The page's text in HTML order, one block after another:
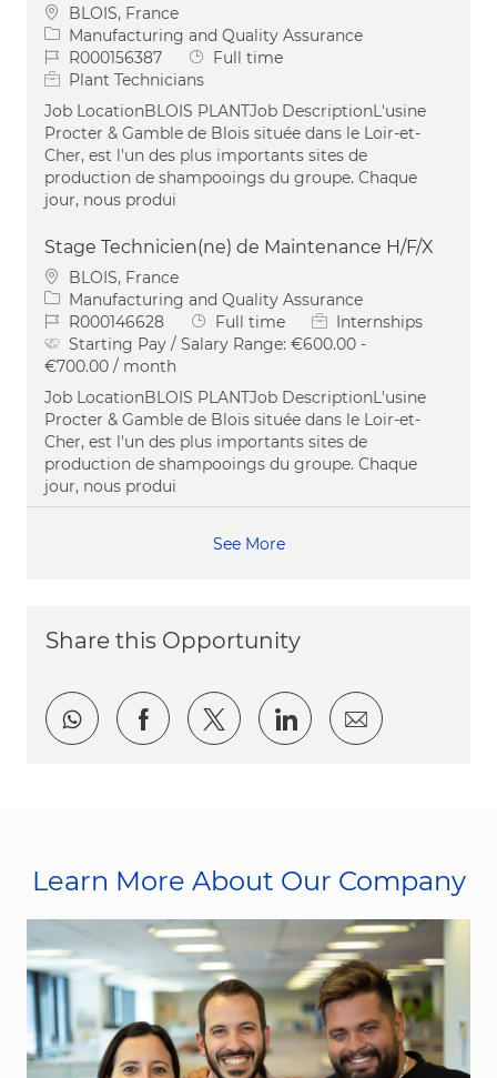
Location
BLOIS, France
Category
Manufacturing and Quality Assurance
Job IdR000156387 Job Type
Full time
Plant Technicians
Job LocationBLOIS PLANTJob DescriptionL'usine
Procter & Gamble de Blois située dans le Loir-et-
Cher, est l'un des plus importants sites de
production de shampooings du groupe. Chaque
jour, nous produi
Stage Technicien(ne) de Maintenance H/F/X
Location
BLOIS, France
Category
Manufacturing and Quality Assurance
Job IdR000146628 Job Type
Full time
Internships
Starting Pay / Salary Range: €600.00 -
€700.00 / month
Job LocationBLOIS PLANTJob DescriptionL'usine
Procter & Gamble de Blois située dans le Loir-et-
Cher, est l'un des plus importants sites de
production de shampooings du groupe. Chaque
jour, nous produi
See More
Share this Opportunity
Share via whatsapp
Share via Facebook
Share via twitter
Share viaShare via
Learn More About Our Company